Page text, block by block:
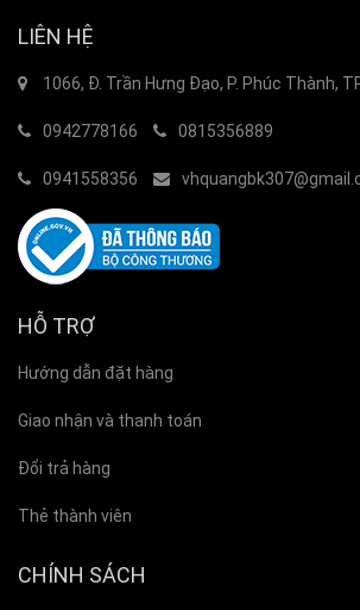
LIÊN HỆ
1066, Đ. Trần Hưng Đạo, P. Phúc Thành,
0942778166 0815356889
0941558356
HỖ TRỢ
Hướng dẫn đặt hàng
Giao nhận và thanh toán
Đổi trả hàng
Thẻ thành viên
CHÍNH SÁCH